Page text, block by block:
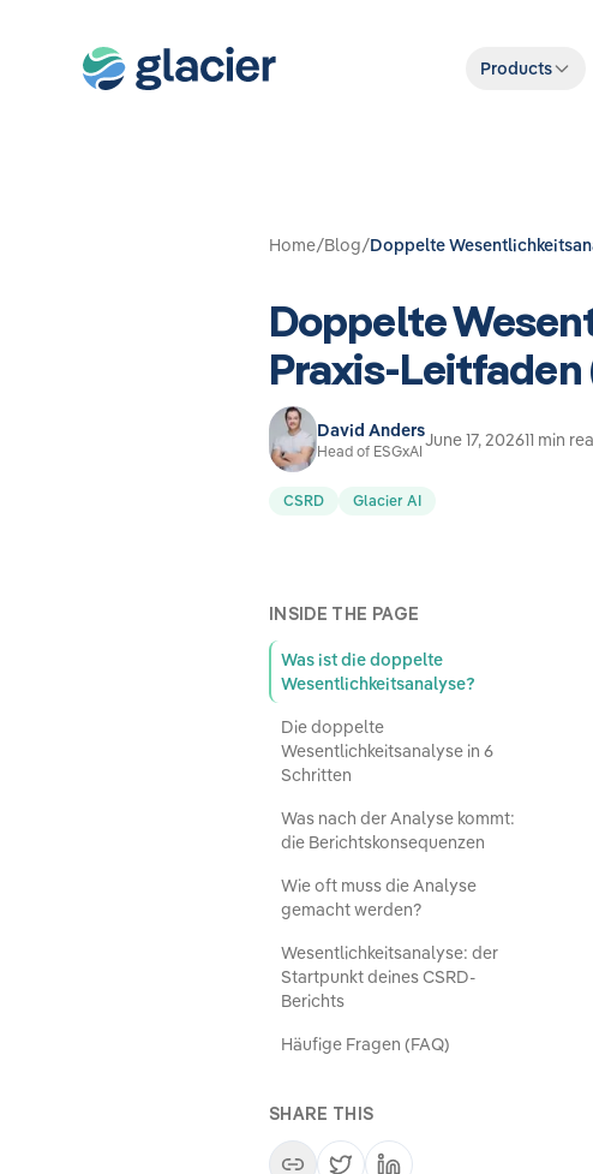
Products
Home/Blog/Doppelte
Doppelte
Praxis-Leitfaden
David Anders
Head of ESGxAI
June 17, 202611 min
CSRD Glacier AI
INSIDE THE PAGE
Was ist die doppelte
Wesentlichkeitsanalyse?
Die doppelte
Wesentlichkeitsanalyse in 6
Schritten
Was nach der Analyse kommt:
die Berichtskonsequenzen
Wie oft muss die Analyse
gemacht werden?
Wesentlichkeitsanalyse: der
Startpunkt deines CSRD-
Berichts
Häufige Fragen (FAQ)
SHARE THIS